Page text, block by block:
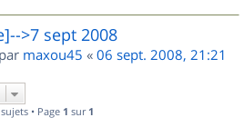
>7 sept 2008
maxou45 « 06 sept. 2008, 21:21
• Page 1 sur 1